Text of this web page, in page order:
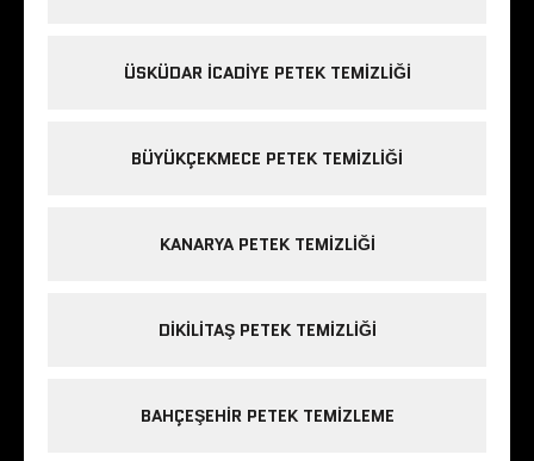
ÜSKÜDAR ICADIYE PETEK TEMIZLIĞI
BÜYÜKÇEKMECE PETEK TEMIZLIĞI
KANARYA PETEK TEMIZLIĞI
DIKILITAŞ PETEK TEMIZLIĞI
BAHÇEŞEHIR PETEK TEMIZLEME